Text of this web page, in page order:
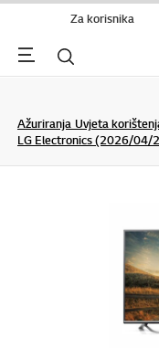
Za korisnika
Menu Pretraživanje
Ažuriranja Uvjeta
LG Electronics (2026/04/